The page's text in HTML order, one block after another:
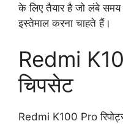
के लिए तैयार है जो लंबे समय
इस्तेमाल करना चाहते हैं।
Redmi
चिपसेट
Redmi K100 Pro